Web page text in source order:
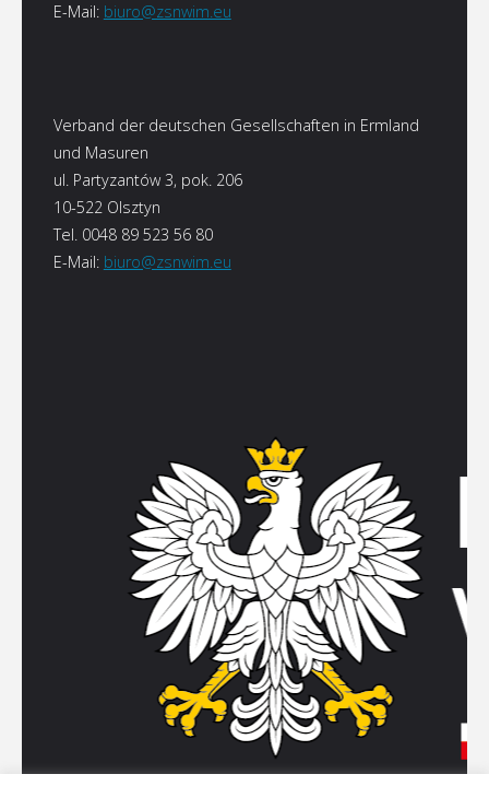
E-Mail: biuro@zsnwim.eu
Verband der deutschen Gesellschaften in Ermland
und Masuren
ul. Partyzantów 3, pok. 206
10-522 Olsztyn
Tel. 0048 89 523 56 80
E-Mail: biuro@zsnwim.eu